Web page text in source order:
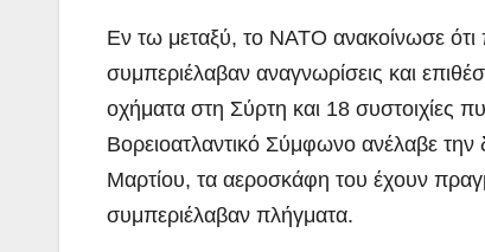
Εν τω μεταξύ, το NATO ανακοίνωσε
συμπεριέλαβαν αναγνωρίσεις και
οχήματα στη Σύρτη και 18 συστοιχίες
Βορειοατλαντικό Σύμφωνο ανέλαβε
Μαρτίου, τα αεροσκάφη του έχουν
συμπεριέλαβαν πλήγματα.